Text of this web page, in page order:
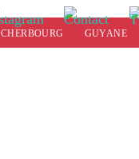
CHERBOURG GUYANE